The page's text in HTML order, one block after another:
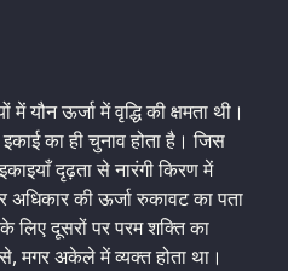
यौन ऊर्जा में वृद्धि की क्षमता थी।
का ही चुनाव होता है। जिस
दृढ़ता से नारंगी किरण में
की ऊर्जा रुकावट का पता
लिए दूसरों पर परम शक्ति का
मगर अकेले में व्यक्त होता था।